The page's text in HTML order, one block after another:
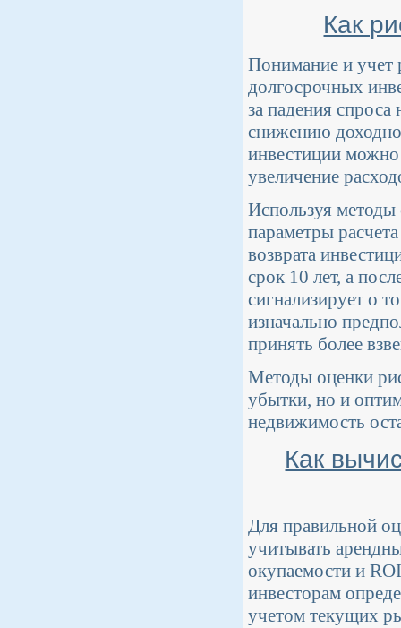
Как
Понимание и учет
долгосрочных
за падения
снижению
инвестиции можно
увеличение
Используя методы
параметры
возврата
срок 10 лет, а
сигнализирует о
изначально
принять более
Методы оценки
убытки, но и
недвижимость
Как
Для правильной
учитывать
окупаемости и
инвесторам
учетом текущих